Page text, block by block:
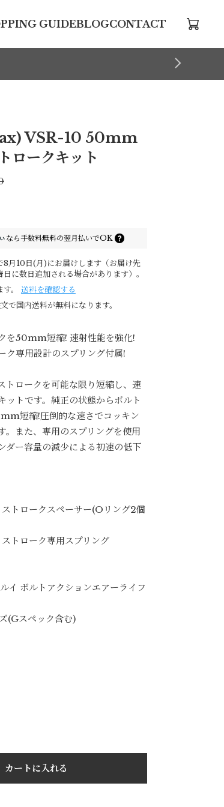
GUIDEBLOGCONTACT
VSR-10 50mm
ロークキット
なら手数料無料の翌月払いでOK
月10日(月)にお届けします（お届け先
に数日追加される場合があります）。
。
送料を確認する
国内送料が無料になります。
を50mm短縮! 速射性能を強化!
ク専用設計のスプリング付属!
ロークを可能な限り短縮し、速
ットです。純正の状態からボルト
短縮!圧倒的な速さでコッキン
。また、専用のスプリングを使用
ダー容量の減少による初速の低下
トロークスペーサー(Oリング2個
トローク専用スプリング
イ ボルトアクションエアーライフ
(Gスペック含む)
カートに入れる